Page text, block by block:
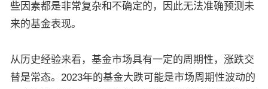
些因素都是非常复杂和不确定的，因此无法准确预测未
来的基金表现。
从历史经验来看，基金市场具有一定的周期性，涨跌交
替是常态。2023年的基金大跌可能是市场周期性波动的